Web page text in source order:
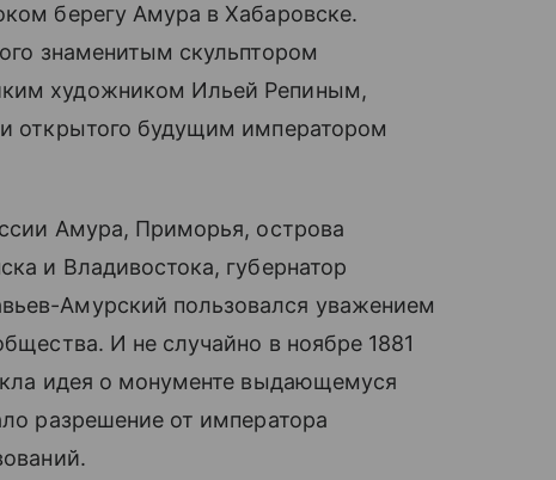
берегу Амура в Хабаровске.
знаменитым скульптором
художником Ильей Репиным,
открытого будущим императором
Амура, Приморья, острова
и Владивостока, губернатор
Амурский пользовался уважением
И не случайно в ноябре 1881
идея о монументе выдающемуся
разрешение от императора